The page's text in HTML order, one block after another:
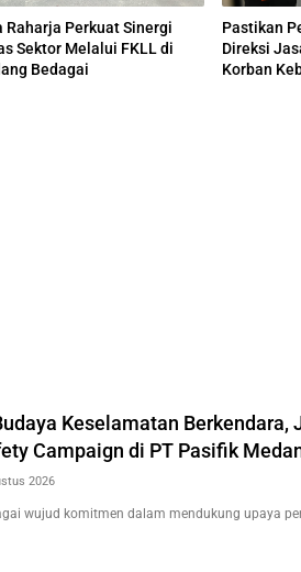
Raharja Perkuat Sinergi
Sektor Melalui FKLL di
Bedagai
Pastikan
Direksi
Korban
Keselamatan Berkendara,
Campaign di PT Pasifik
2026
wujud komitmen dalam mendukung upaya